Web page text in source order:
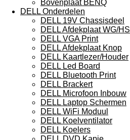
Bovenplaat BENQ
DELL Onderdelen
DELL 19V Chassisdeel
DELL Afdekplaat WG/HS
DELL VGA Print
DELL Afdekplaat Knop
DELL Kaartlezer/Houder
DELL Led Board
DELL Bluetooth Print
DELL Brackert
DELL Microfoon Inbouw
DELL Laptop Schermen
DELL WiFi Moduul
DELL Koelventilator
DELL Koelers